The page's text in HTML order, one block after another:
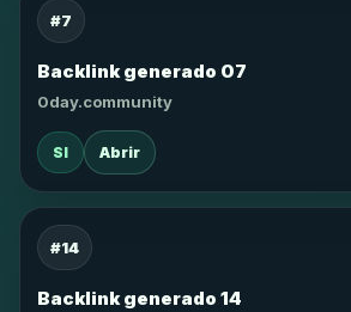
#7
Backlink generado 07
0day.community
SI Abrir
#14
Backlink generado 14